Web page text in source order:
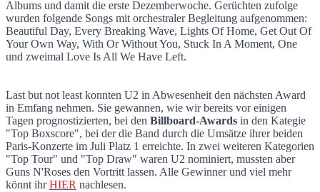
Albums und damit die erste Dezemberwoche. Gerüchten zufolge
wurden folgende Songs mit orchestraler Begleitung aufgenommen:
Beautiful Day, Every Breaking Wave, Lights Of Home, Get Out Of
Your Own Way, With Or Without You, Stuck In A Moment, One
und zweimal Love Is All We Have Left.
Last but not least konnten U2 in Abwesenheit den nächsten Award
in Emfang nehmen. Sie gewannen, wie wir bereits vor einigen
Tagen prognostizierten, bei den Billboard-Awards in den Kategie
"Top Boxscore", bei der die Band durch die Umsätze ihrer beiden
Paris-Konzerte im Juli Platz 1 erreichte. In zwei weiteren Kategorien
"Top Tour" und "Top Draw" waren U2 nominiert, mussten aber
Guns N'Roses den Vortritt lassen. Alle Gewinner und viel mehr
könnt ihrHIER nachlesen.